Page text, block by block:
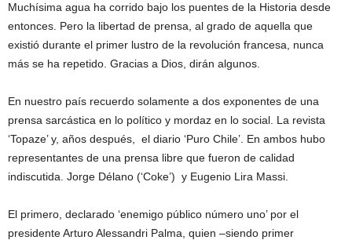
Muchísima agua ha corrido bajo los puentes de la Historia desde
entonces. Pero la libertad de prensa, al grado de aquella que
existió durante el primer lustro de la revolución francesa, nunca
más se ha repetido. Gracias a Dios, dirán algunos.
En nuestro país recuerdo solamente a dos exponentes de una
prensa sarcástica en lo político y mordaz en lo social. La revista
‘Topaze’ y, años después, el diario ‘Puro Chile’. En ambos hubo
representantes de una prensa libre que fueron de calidad
indiscutida. Jorge Délano (‘Coke’) y Eugenio Lira Massi.
El primero, declarado ‘enemigo público número uno’ por el
presidente Arturo Alessandri Palma, quien –siendo primer